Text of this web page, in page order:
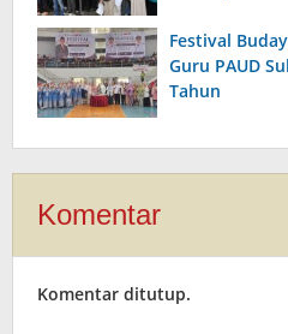
Festival
Guru PAUD
Tahun
Komentar
Komentar ditutup.